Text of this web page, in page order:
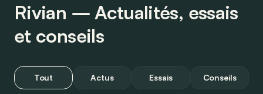
Rivian ― Actualités, essais
et conseils
Tout Actus Essais Conseils